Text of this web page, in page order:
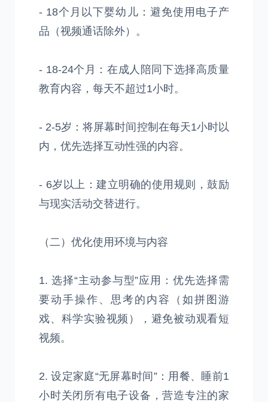
- 18个月以下婴幼儿：避免使用电子产
品（视频通话除外）。
- 18-24个月：在成人陪同下选择高质量
教育内容，每天不超过1小时。
- 2-5岁：将屏幕时间控制在每天1小时以
内，优先选择互动性强的内容。
- 6岁以上：建立明确的使用规则，鼓励
与现实活动交替进行。
（二）优化使用环境与内容
1. 选择“主动参与型”应用：优先选择需
要动手操作、思考的内容（如拼图游
戏、科学实验视频），避免被动观看短
视频。
2. 设定家庭“无屏幕时间”：用餐、睡前1
小时关闭所有电子设备，营造专注的家